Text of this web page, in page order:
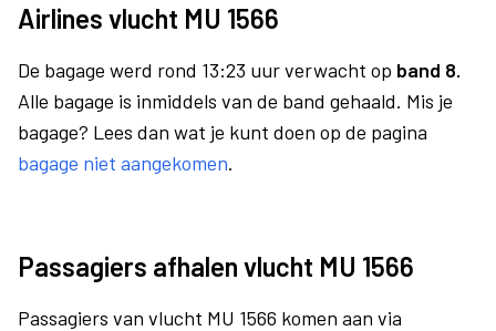
Airlines vlucht MU 1566
De bagage werd rond 13:23 uur verwacht op band 8.
Alle bagage is inmiddels van de band gehaald. Mis je
bagage? Lees dan wat je kunt doen op de pagina
bagage niet aangekomen.
Passagiers afhalen vlucht MU 1566
Passagiers van vlucht MU 1566 komen aan via